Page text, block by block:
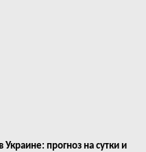
прогноз на сутки и